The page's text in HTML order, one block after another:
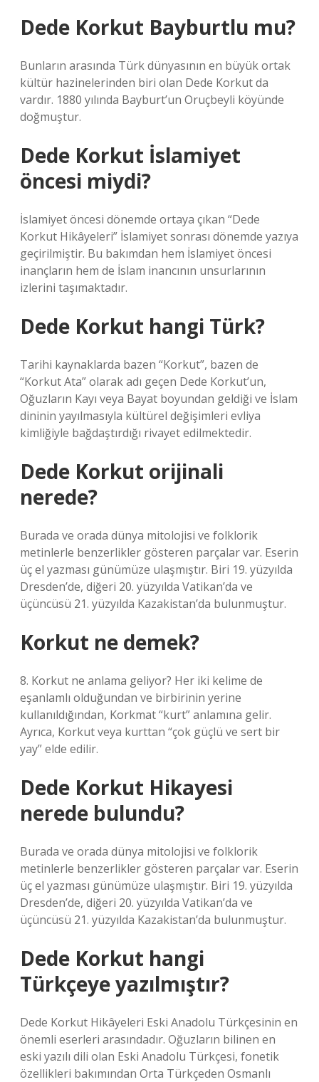
Dede Korkut Bayburtlu mu?
Bunların arasında Türk dünyasının en büyük ortak
kültür hazinelerinden biri olan Dede Korkut da
vardır. 1880 yılında Bayburt’un Oruçbeyli köyünde
doğmuştur.
Dede Korkut İslamiyet
öncesi miydi?
İslamiyet öncesi dönemde ortaya çıkan “Dede
Korkut Hikâyeleri” İslamiyet sonrası dönemde yazıya
geçirilmiştir. Bu bakımdan hem İslamiyet öncesi
inançların hem de İslam inancının unsurlarının
izlerini taşımaktadır.
Dede Korkut hangi Türk?
Tarihi kaynaklarda bazen “Korkut”, bazen de
“Korkut Ata” olarak adı geçen Dede Korkut’un,
Oğuzların Kayı veya Bayat boyundan geldiği ve İslam
dininin yayılmasıyla kültürel değişimleri evliya
kimliğiyle bağdaştırdığı rivayet edilmektedir.
Dede Korkut orijinali
nerede?
Burada ve orada dünya mitolojisi ve folklorik
metinlerle benzerlikler gösteren parçalar var. Eserin
üç el yazması günümüze ulaşmıştır. Biri 19. yüzyılda
Dresden’de, diğeri 20. yüzyılda Vatikan’da ve
üçüncüsü 21. yüzyılda Kazakistan’da bulunmuştur.
Korkut ne demek?
8. Korkut ne anlama geliyor? Her iki kelime de
eşanlamlı olduğundan ve birbirinin yerine
kullanıldığından, Korkmat “kurt” anlamına gelir.
Ayrıca, Korkut veya kurttan “çok güçlü ve sert bir
yay” elde edilir.
Dede Korkut Hikayesi
nerede bulundu?
Burada ve orada dünya mitolojisi ve folklorik
metinlerle benzerlikler gösteren parçalar var. Eserin
üç el yazması günümüze ulaşmıştır. Biri 19. yüzyılda
Dresden’de, diğeri 20. yüzyılda Vatikan’da ve
üçüncüsü 21. yüzyılda Kazakistan’da bulunmuştur.
Dede Korkut hangi
Türkçeye yazılmıştır?
Dede Korkut Hikâyeleri Eski Anadolu Türkçesinin en
önemli eserleri arasındadır. Oğuzların bilinen en
eski yazılı dili olan Eski Anadolu Türkçesi, fonetik
özellikleri bakımından Orta Türkçeden Osmanlı